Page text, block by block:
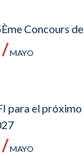
Concours
/MAYO
para el
/MAYO